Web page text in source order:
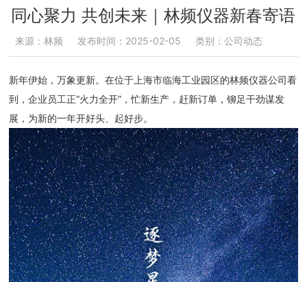
同心聚力 共创未来｜林频仪器新春寄语
来源：林频 发布时间：2025-02-05 类别：公司动态
新年伊始，万象更新。在位于上海市临海工业园区的林频仪器公司看
到，企业员工正“火力全开”，忙新生产，赶新订单，铆足干劲谋发
展，为新的一年开好头、起好步。